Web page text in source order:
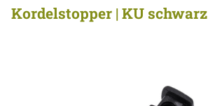
Kordelstopper | KU schwarz